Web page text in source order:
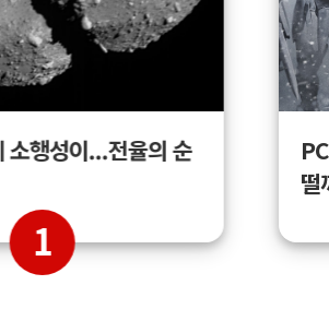
행성이...전율의 순
1
떨